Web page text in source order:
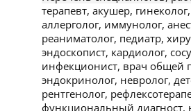
терапевт, акушер,
аллерголог, иммунолог,
реаниматолог, педиатр,
эндоскопист, кардиолог,
инфекционист, врач общей
эндокринолог, невролог,
рентгенолог,
функциональный диагност,